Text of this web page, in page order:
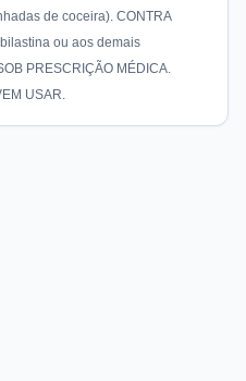
de coceira). CONTRA
ou aos demais
PRESCRIÇÃO MÉDICA.
USAR.